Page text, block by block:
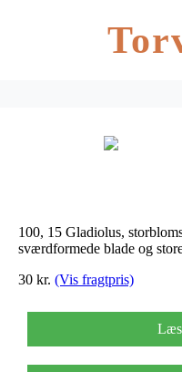
100, 15 Gladiolus,
sværdformede blade og
30 kr. (Vis fragtpris)
Læs